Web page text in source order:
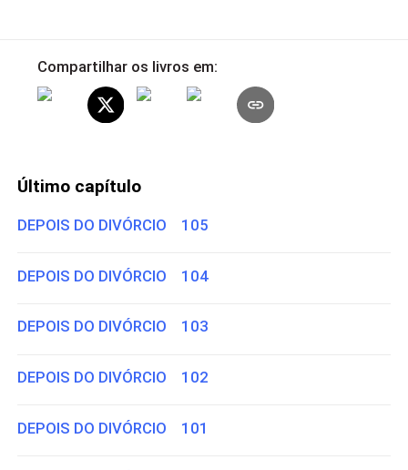
Compartilhar os livros em:
Último capítulo
DEPOIS DO DIVÓRCIO 105
DEPOIS DO DIVÓRCIO 104
DEPOIS DO DIVÓRCIO 103
DEPOIS DO DIVÓRCIO 102
DEPOIS DO DIVÓRCIO 101